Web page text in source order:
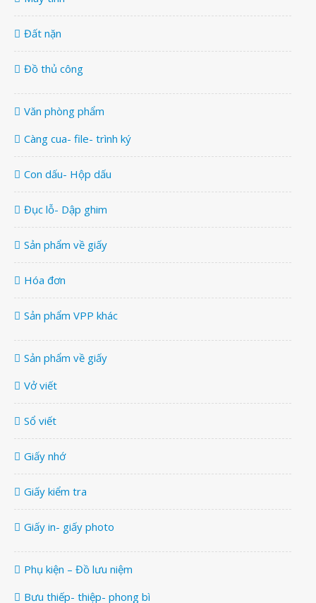
Đất nặn
Đồ thủ công
Văn phòng phẩm
Càng cua- file- trình ký
Con dấu- Hộp dấu
Đục lỗ- Dập ghim
Sản phẩm về giấy
Hóa đơn
Sản phẩm VPP khác
Sản phẩm về giấy
Vở viết
Sổ viết
Giấy nhớ
Giấy kiểm tra
Giấy in- giấy photo
Phụ kiện – Đồ lưu niệm
Bưu thiếp- thiệp- phong bì